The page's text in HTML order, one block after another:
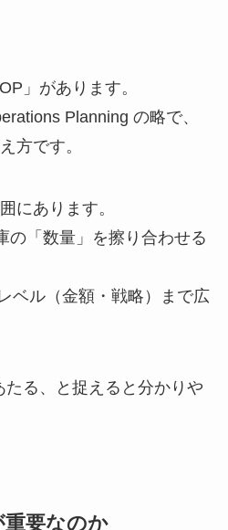
」があります。
Planning の略で、
方です。
にあります。
の「数量」を擦り合わせる
ベル（金額・戦略）まで広
る、と捉えると分かりや
要なのか